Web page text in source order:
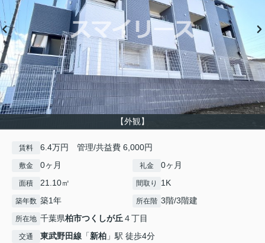
【外観】
賃料 6.4万円 管理/共益費 6,000円
敷金 0ヶ月 礼金 0ヶ月
面積 21.10㎡ 間取り 1K
築年数 築1年 所在階 3階/3階建
所在地 千葉県柏市つくしが丘４丁目
交通 東武野田線 「新柏 」駅 徒歩4分